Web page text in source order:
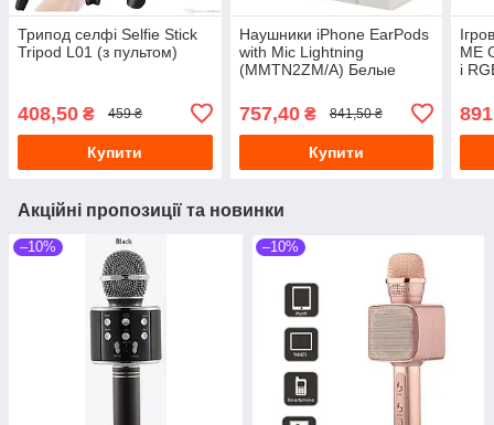
Трипод селфі Selfie Stick
Tripod L01 (з пультом)
408,50 ₴ 459 ₴
Купити
Наушники iPhone EarPods
with Mic Lightning
(MMTN2ZM/A) Белые
757,40₴ 841,50 ₴
Купити
ME
і
891
Акційні пропозиції та новинки
–10% –10%